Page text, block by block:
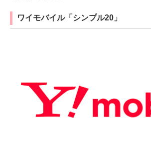
ワイモバイル「シンプル20」